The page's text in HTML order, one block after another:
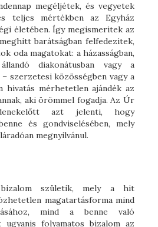
megéljétek, és vegyetek
teljes mértékben az Egyház
életében. Így megismeritek az
barátságban felfedezitek,
oda magatokat: a házasságban,
diakonátusban vagy a
szerzetesi közösségben vagy a
hivatás mérhetetlen ajándék az
aki örömmel fogadja. Az Úr
azt jelenti, hogy
és gondviselésében, mely
megnyilvánul.
bizalom születik, mely a hit
magatartásforma mind
mind a benne való
folyamatos bizalom az